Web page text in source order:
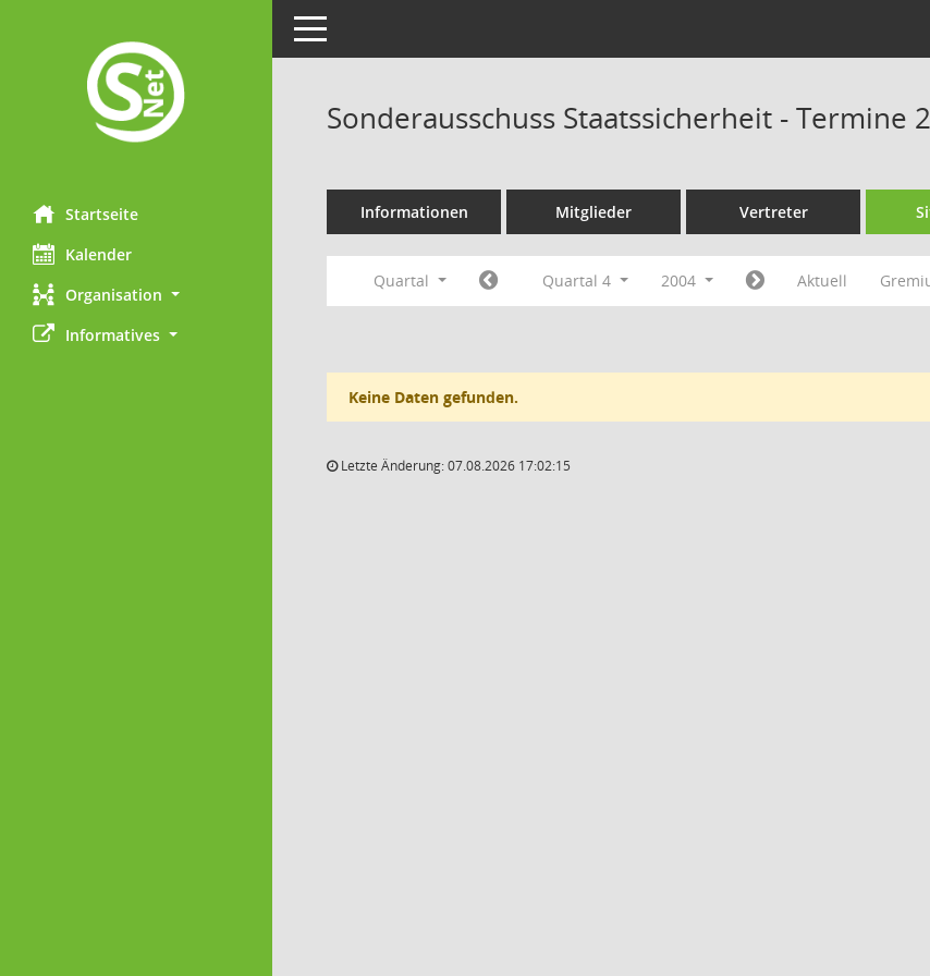
Startseite
Kalender
Organisation
Informatives
Toggle navigation
Sonderausschuss Staatssicherheit - Termine
Informationen Mitglieder Vertreter
Quartal Quartal 4 2004 Aktuell
Keine Daten gefunden.
Letzte Änderung: 07.08.2026 17:02:15